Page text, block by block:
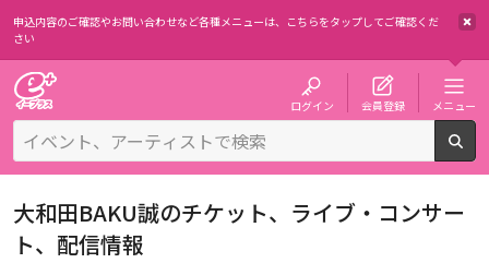
申込内容のご確認やお問い合わせなど各種メニューは、 こちらをタップしてご確認くだ
さい
ログイン 会員登録 メニュー
大和田BAKU誠のチケット、ライブ・コンサー
ト、配信情報